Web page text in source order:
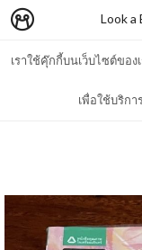
เราใช้คุ๊กกี้บนเว็บไซต์ขอ
เพื่อใช้บริกา
Look a